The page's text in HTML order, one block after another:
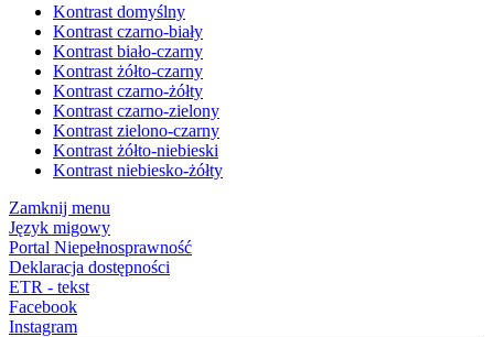
Kontrast domyślny
Kontrast czarno-biały
Kontrast biało-czarny
Kontrast żółto-czarny
Kontrast czarno-żółty
Kontrast czarno-zielony
Kontrast zielono-czarny
Kontrast żółto-niebieski
Kontrast niebiesko-żółty
Zamknij menu
Język migowy
Portal Niepełnosprawność
Deklaracja dostępności
ETR - tekst
Facebook
Instagram